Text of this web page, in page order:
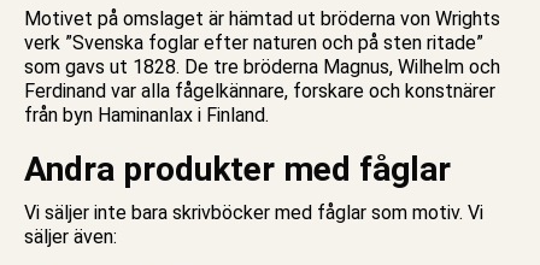
Motivet på omslaget är hämtad ut bröderna von Wrights
verk ”Svenska foglar efter naturen och på sten ritade”
som gavs ut 1828. De tre bröderna Magnus, Wilhelm och
Ferdinand var alla fågelkännare, forskare och konstnärer
från byn Haminanlax i Finland.
Andra produkter med fåglar
Vi säljer inte bara skrivböcker med fåglar som motiv. Vi
säljer även: